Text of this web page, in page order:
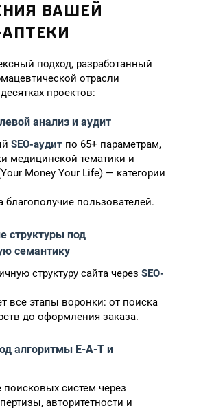
ВАШЕЙ
подход, разработанный
отрасли
проектов:
анализ и аудит
SEO-аудит по 65+ параметрам,
медицинской тематики и
Money Your Life) — категории
пользователей.
структуры под
семантику
структуру сайта через SEO-
все этапы воронки: от поиска
до оформления заказа.
алгоритмы E-A-T и
систем через
авторитетности и